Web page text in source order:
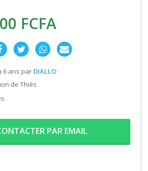
FCFA
6 ans par DIALLO
de Thiès
PAR EMAIL